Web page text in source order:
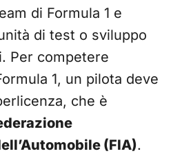
di Formula 1 e
di test o sviluppo
Per competere
1, un pilota deve
che è
(FIA).